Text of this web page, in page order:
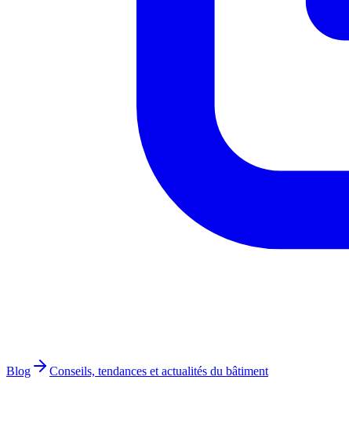
Blog Conseils, tendances et actualités du bâtiment